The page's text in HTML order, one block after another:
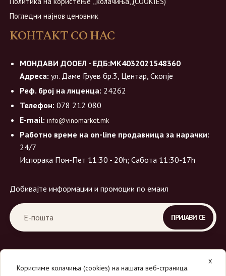
Погледни најнов ценовник
КОНТАКТ СО НАС
МОНДАВИ ДООЕЛ - ЕДБ:МК4032021548360
Адреса: ул. Даме Груев бр.3, Центар, Скопје
Реф. број на лиценца: 24262
Телефон: 078 212 080
E-mail: info@vinomarket.mk
Работно време на on-line продавница за нарачки:
24/7
Испорака Пон-Пет 11:30 - 20h; Сабота 11:30-17h
Добивајте информации и промоции по емаил
X
Користиме колачиња (cookies) на нашата веб-страница.